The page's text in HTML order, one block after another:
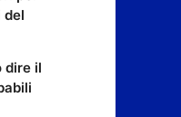
del
dire il